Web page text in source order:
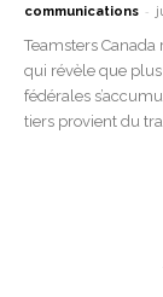
communications -
Teamsters Canada
qui révèle que
fédérales
tiers provient du